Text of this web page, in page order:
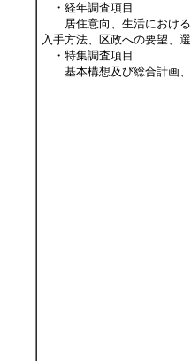
・経年調査項目
居住意向、生活における
入手方法、区政への要望、
・特集調査項目
基本構想及び総合計画、